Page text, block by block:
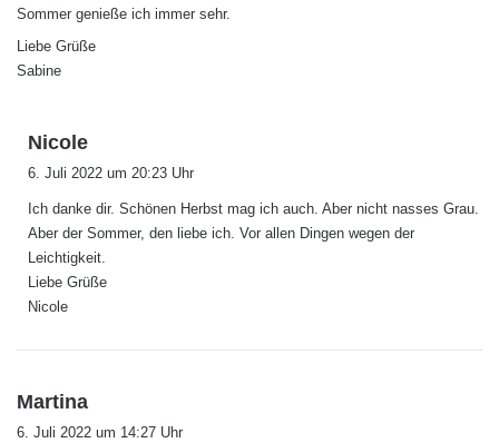
Sommer genieße ich immer sehr.
Liebe Grüße
Sabine
Nicole
a
t
:
6. Juli 2022 um 20:23 Uhr
Ich danke dir. Schönen Herbst mag ich auch. Aber nicht nasses Grau.
Aber der Sommer, den liebe ich. Vor allen Dingen wegen der
Leichtigkeit.
Liebe Grüße
Nicole
Martina
a
6. Juli 2022 um 14:27 Uhr